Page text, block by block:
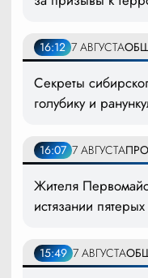
16:12 7 АВГУСТА
Секреты
голубику и
16:07 7 АВГУСТА
Жителя
истязании
15:49 7 АВГУСТА